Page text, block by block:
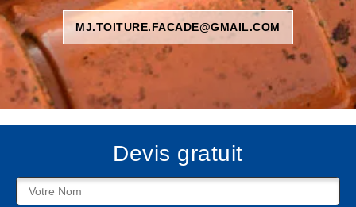
MJ.TOITURE.FACADE@GMAIL.COM
Devis gratuit